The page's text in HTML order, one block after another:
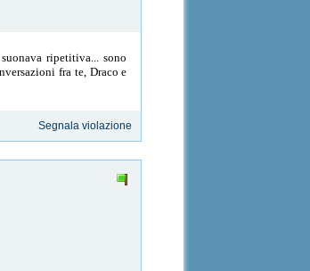
ripetitiva... sono
fra te, Draco e
Segnala violazione